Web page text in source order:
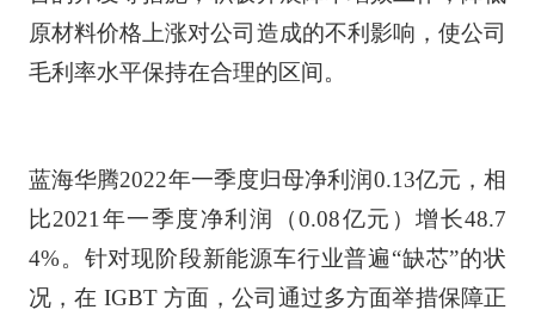
原材料价格上涨对公司造成的不利影响，使公司
毛利率水平保持在合理的区间。
蓝海华腾2022年一季度归母净利润0.13亿元，相
比2021年一季度净利润（0.08亿元）增长48.7
4%。针对现阶段新能源车行业普遍“缺芯”的状
况，在 IGBT 方面，公司通过多方面举措保障正